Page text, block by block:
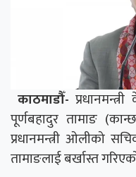
काठमाडौँ-
पूर्णबहादुर तामाङ
प्रधानमन्त्री ओलीको
तामाङलाई बर्खास्त